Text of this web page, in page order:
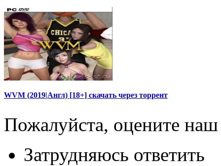
WVM (2019|Англ) [18+] скачать через торрент
Пожалуйста, оцените наш
Затрудняюсь ответить